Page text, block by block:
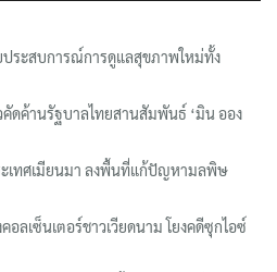
ระสบการณ์การดูแลสุขภาพใหม่ทั้ง
คัดค้านรัฐบาลไทยสานสัมพันธ์ ‘มิน ออง
ะเทศเมียนมา ลงพื้นที่แก้ปัญหามลพิษ
ลเซ็นเตอร์ชาวเวียดนาม โยงคดีซุกไอซ์